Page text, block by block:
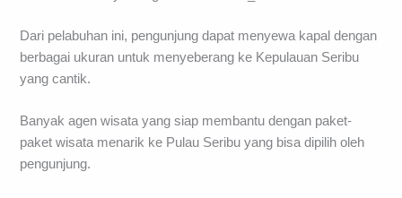
Dari pelabuhan ini, pengunjung dapat menyewa kapal dengan
berbagai ukuran untuk menyeberang ke Kepulauan Seribu
yang cantik.
Banyak agen wisata yang siap membantu dengan paket-
paket wisata menarik ke Pulau Seribu yang bisa dipilih oleh
pengunjung.